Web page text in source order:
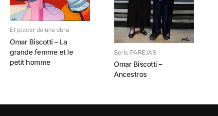
El placer de una obra
Omar Biscotti – La
grande femme et le
petit homme
Serie PAREJAS
Omar Biscotti –
Ancestros